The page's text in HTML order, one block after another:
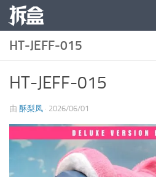
跳至内容
HT-JEFF-015
HT-JEFF-015
由 酥梨凤 · 2026/06/01